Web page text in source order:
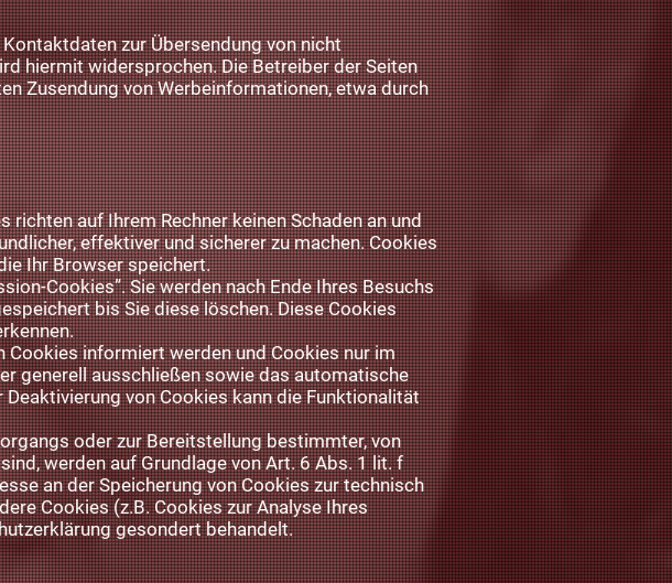
zur Übersendung von nicht
hiermit widersprochen. Die Betreiber der Seiten
Zusendung von Werbeinformationen, etwa durch
auf Ihrem Rechner keinen Schaden an und
effektiver und sicherer zu machen. Cookies
Ihr Browser speichert.
Cookies”. Sie werden nach Ende Ihres Besuchs
bis Sie diese löschen. Diese Cookies
Cookies informiert werden und Cookies nur im
generell ausschließen sowie das automatische
von Cookies kann die Funktionalität
oder zur Bereitstellung bestimmter, von
werden auf Grundlage von Art. 6 Abs. 1 lit. f
an der Speicherung von Cookies zur technisch
Cookies (z.B. Cookies zur Analyse Ihres
gesondert behandelt.